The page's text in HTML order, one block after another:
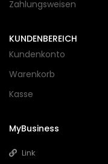
Zahlungsweisen
KUNDENBEREICH
Kundenkonto
Warenkorb
Kasse
MyBusiness
Link